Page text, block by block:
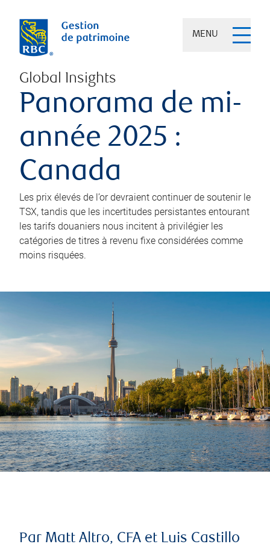
MENU
Global Insights
Panorama de mi-
année 2025 :
Canada
Les prix élevés de l’or devraient continuer de soutenir le
TSX, tandis que les incertitudes persistantes entourant
les tarifs douaniers nous incitent à privilégier les
catégories de titres à revenu fixe considérées comme
moins risquées.
Par Matt Altro, CFA et Luis Castillo